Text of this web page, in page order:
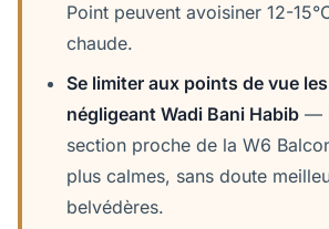
Point peuvent avoisiner 12-
chaude.
Se limiter aux points de vue
négligeant Wadi Bani Habib —
section proche de la W6
plus calmes, sans doute
belvédères.